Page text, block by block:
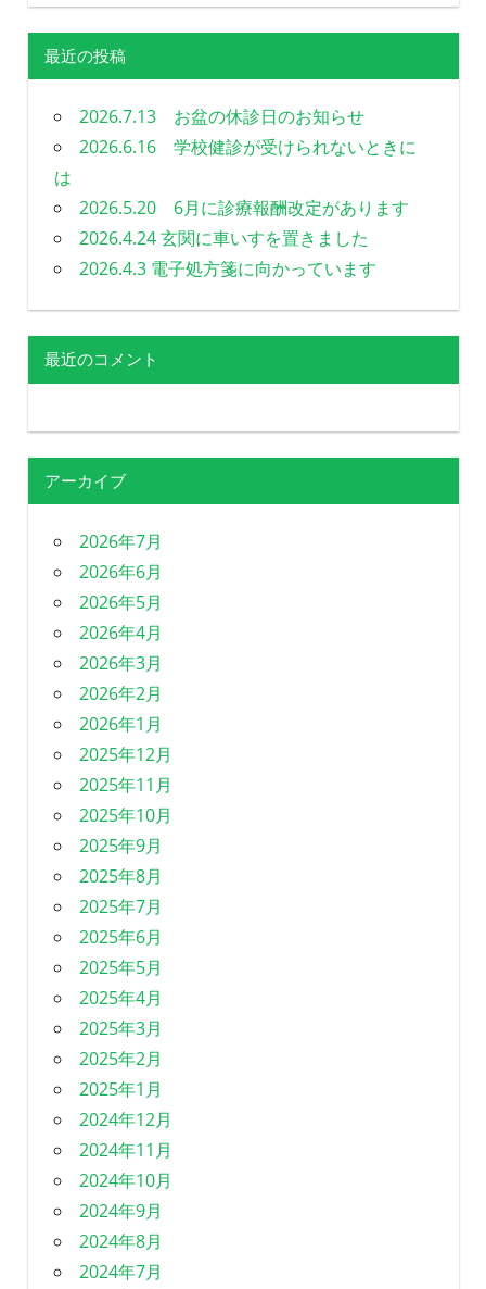
最近の投稿
2026.7.13 お盆の休診日のお知らせ
2026.6.16 学校健診が受けられないときに
は
2026.5.20 6月に診療報酬改定があります
2026.4.24 玄関に車いすを置きました
2026.4.3 電子処方箋に向かっています
最近のコメント
アーカイブ
2026年7月
2026年6月
2026年5月
2026年4月
2026年3月
2026年2月
2026年1月
2025年12月
2025年11月
2025年10月
2025年9月
2025年8月
2025年7月
2025年6月
2025年5月
2025年4月
2025年3月
2025年2月
2025年1月
2024年12月
2024年11月
2024年10月
2024年9月
2024年8月
2024年7月